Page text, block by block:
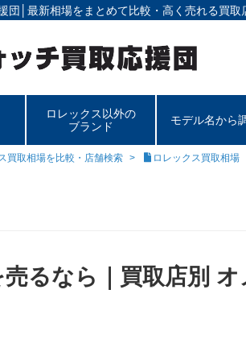
団│ 最新相場をまとめて比較・高く売れる買取
ロレックス以外の
ブランド
モデル名から
買取相場を比較・店舗検索 ロレックス買取相場
るなら｜買取店別